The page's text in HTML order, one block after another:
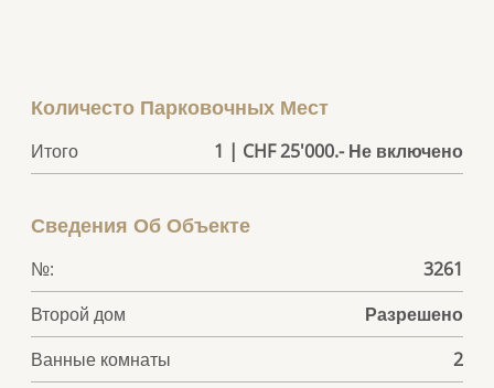
Количесто Парковочных Мест
Итого 1 | CHF 25'000.- Не включено
Сведения Об Объекте
№:
3261
Второй дом
Разрешено
Ванные комнаты
2